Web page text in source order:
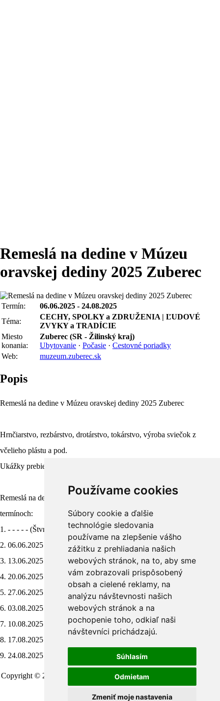
Používame cookies
Súbory cookie a ďalšie
technológie sledovania
používame na zlepšenie vášho
zážitku z prehliadania našich
webových stránok, na to, aby sme
vám zobrazovali prispôsobený
obsah a cielené reklamy, na
analýzu návštevnosti našich
webových stránok a na
pochopenie toho, odkiaľ naši
návštevníci prichádzajú.
Súhlasím
Odmietam
Zmeniť moje nastavenia
Remeslá na dedine v Múzeu
oravskej dediny 2025 Zuberec
Termín:
06.06.2025 - 24.08.2025
Téma:
CECHY, SPOLKY a ZDRUŽENIA | ĽUDOVÉ
ZVYKY a TRADÍCIE
Miesto
konania:
Zuberec (SR - Žilinský kraj)
Ubytovanie · Počasie · Cestovné poriadky
Web:
muzeum.zuberec.sk
Popis
Remeslá na dedine v Múzeu oravskej dediny 2025 Zuberec
Hrnčiarstvo, rezbárstvo, drotárstvo, tokárstvo, výroba sviečok z
včelieho plástu a pod.
Ukážky prebiehajú každú nedeľu od 11.00 do 16.00 h.
Remeslá na dedine - program sa bude konať v nasledovných
termínoch:
1. - - - - - (Štvrtok)
2. 06.06.2025 (Piatok)
3. 13.06.2025 (Piatok)
4. 20.06.2025 (Piatok)
5. 27.06.2025 (Piatok)
6. 03.08.2025 (Nedeľa)
7. 10.08.2025 (Nedeľa)
8. 17.08.2025 (Nedeľa)
9. 24.08.2025 (Nedeľa)
Copyright © 2011 – 2026 | Folklorfest.sk | Vlastník práv doc. Ján Styk
| Všetky práva vyhradené
Obchodné podmienky
Manuál a pokyny